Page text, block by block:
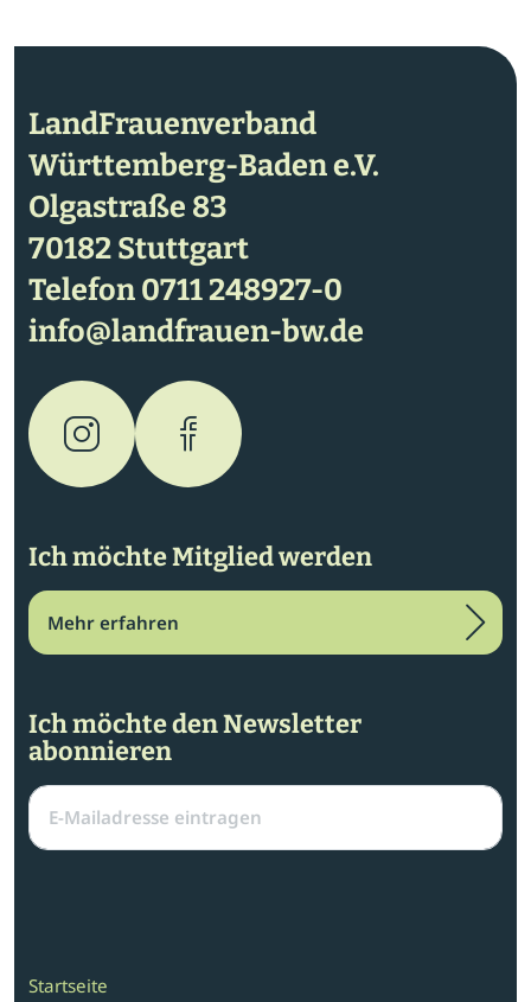
LandFrauenverband
Württemberg-Baden e.V.
Olgastraße 83
70182 Stuttgart
Telefon0711 248927-0
info@landfrauen-bw.de
Ich möchte Mitglied werden
Mehr erfahren
Ich möchte den Newsletter
abonnieren
Startseite